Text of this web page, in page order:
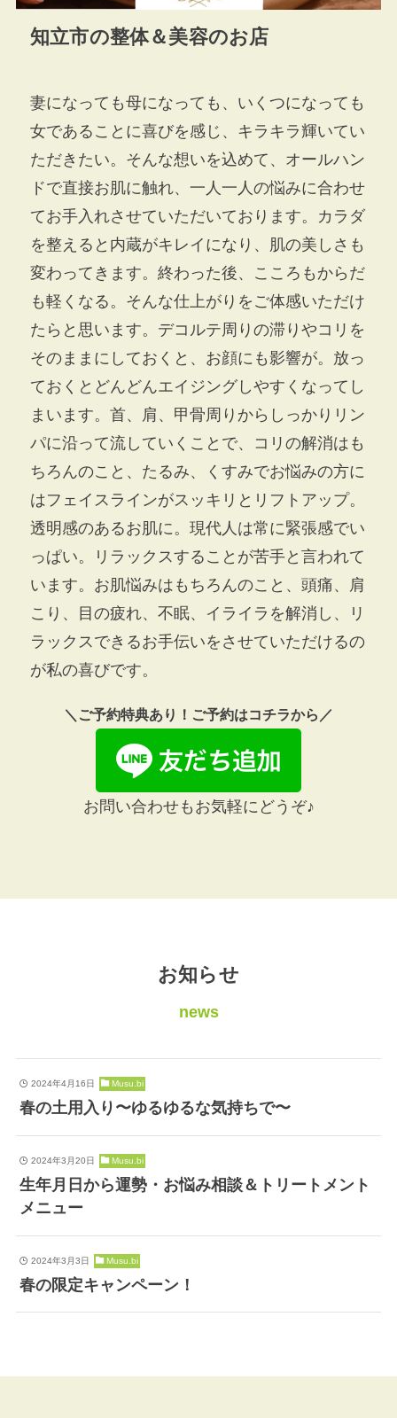
知立市の整体＆美容のお店
妻になっても母になっても、いくつになっても
女であることに喜びを感じ、キラキラ輝いてい
ただきたい。そんな想いを込めて、オールハン
ドで直接お肌に触れ、一人一人の悩みに合わせ
てお手入れさせていただいております。カラダ
を整えると内蔵がキレイになり、肌の美しさも
変わってきます。終わった後、こころもからだ
も軽くなる。そんな仕上がりをご体感いただけ
たらと思います。デコルテ周りの滞りやコリを
そのままにしておくと、お顔にも影響が。放っ
ておくとどんどんエイジングしやすくなってし
まいます。首、肩、甲骨周りからしっかりリン
パに沿って流していくことで、コリの解消はも
ちろんのこと、たるみ、くすみでお悩みの方に
はフェイスラインがスッキリとリフトアップ。
透明感のあるお肌に。現代人は常に緊張感でい
っぱい。リラックスすることが苦手と言われて
います。お肌悩みはもちろんのこと、頭痛、肩
こり、目の疲れ、不眠、イライラを解消し、リ
ラックスできるお手伝いをさせていただけるの
が私の喜びです。
＼ご予約特典あり！ご予約はコチラから／
お問い合わせもお気軽にどうぞ♪
お知らせ
news
2024年4月16日 Musu.bi
春の土用入り〜ゆるゆるな気持ちで〜
2024年3月20日 Musu.bi
生年月日から運勢・お悩み相談＆トリートメント
メニュー
2024年3月3日 Musu.bi
春の限定キャンペーン！